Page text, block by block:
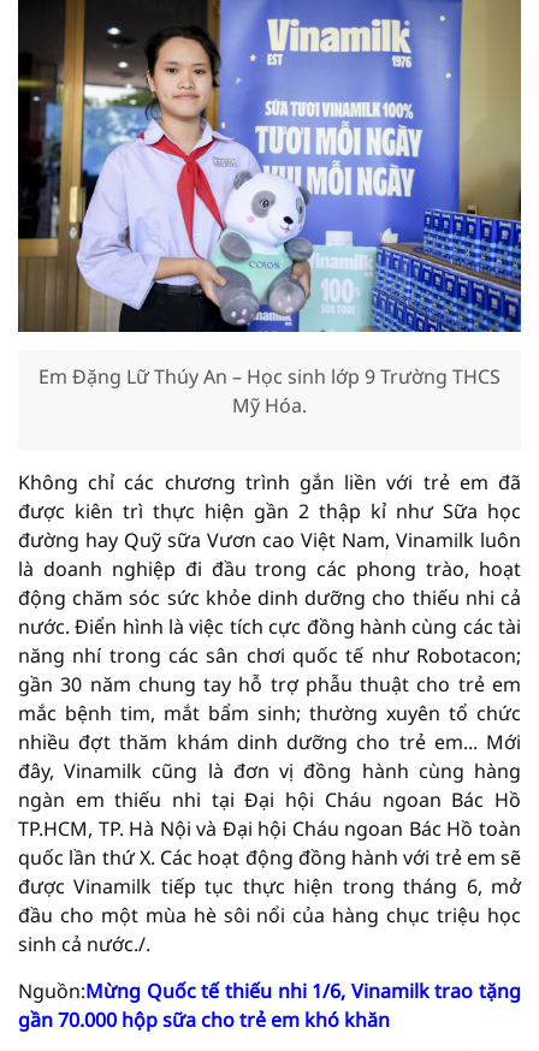
Em Đặng Lữ Thúy An – Học sinh lớp 9 Trường THCS
Mỹ Hóa.
Không chỉ các chương trình gắn liền với trẻ em đã
được kiên trì thực hiện gần 2 thập kỉ như Sữa học
đường hay Quỹ sữa Vươn cao Việt Nam, Vinamilk luôn
là doanh nghiệp đi đầu trong các phong trào, hoạt
động chăm sóc sức khỏe dinh dưỡng cho thiếu nhi cả
nước. Điển hình là việc tích cực đồng hành cùng các tài
năng nhí trong các sân chơi quốc tế như Robotacon;
gần 30 năm chung tay hỗ trợ phẫu thuật cho trẻ em
mắc bệnh tim, mắt bẩm sinh; thường xuyên tổ chức
nhiều đợt thăm khám dinh dưỡng cho trẻ em... Mới
đây, Vinamilk cũng là đơn vị đồng hành cùng hàng
ngàn em thiếu nhi tại Đại hội Cháu ngoan Bác Hồ
TP.HCM, TP. Hà Nội và Đại hội Cháu ngoan Bác Hồ toàn
quốc lần thứ X. Các hoạt động đồng hành với trẻ em sẽ
được Vinamilk tiếp tục thực hiện trong tháng 6, mở
đầu cho một mùa hè sôi nổi của hàng chục triệu học
sinh cả nước./.
Nguồn:Mừng Quốc tế thiếu nhi 1/6, Vinamilk trao tặng
gần 70.000 hộp sữa cho trẻ em khó khăn